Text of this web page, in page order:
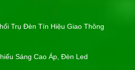
Trụ Đèn Tín Hiệu Giao Thông
Sáng Cao Áp, Đèn Led